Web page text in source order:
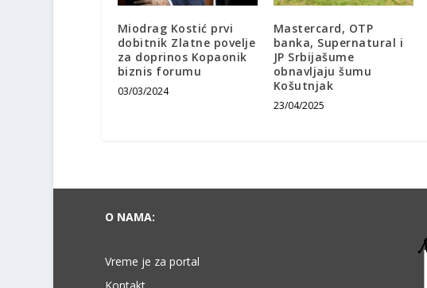
Miodrag Kostić prvi
dobitnik Zlatne povelje
za doprinos Kopaonik
biznis forumu
03/03/2024
Mastercard, OTP
banka, Supernatural i
JP Srbijašume
obnavljaju šumu
Košutnjak
23/04/2025
O NAMA:
Vreme je za portal